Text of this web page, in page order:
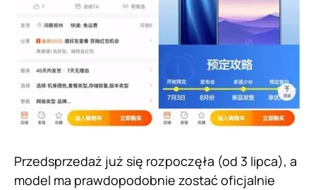
Przedsprzedaż już się rozpoczęła (od 3 lipca), a
model ma prawdopodobnie zostać oficjalnie